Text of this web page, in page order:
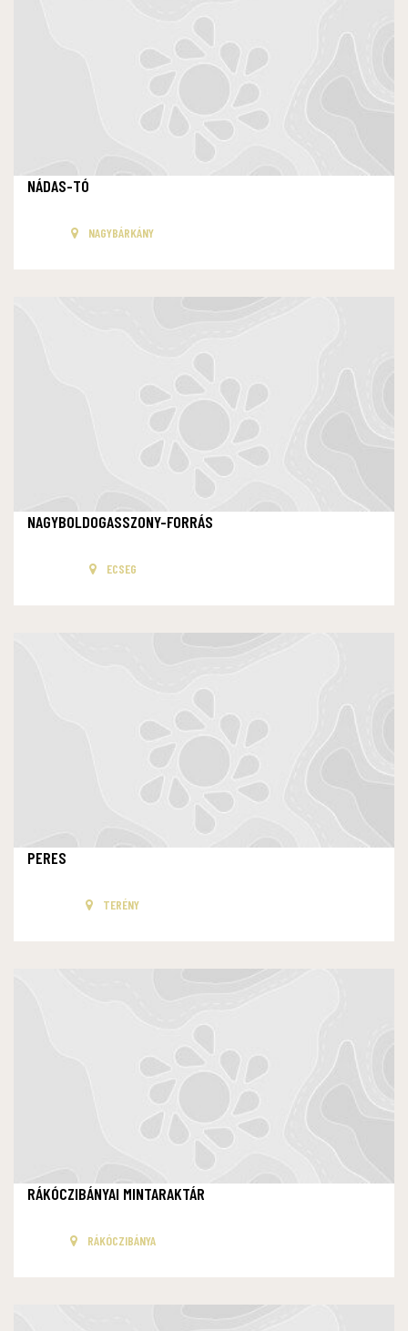
NÁDAS-TÓ
NAGYBÁRKÁNY
NAGYBOLDOGASSZONY-FORRÁS
ECSEG
PERES
TERÉNY
RÁKÓCZIBÁNYAI MINTARAKTÁR
RÁKÓCZIBÁNYA